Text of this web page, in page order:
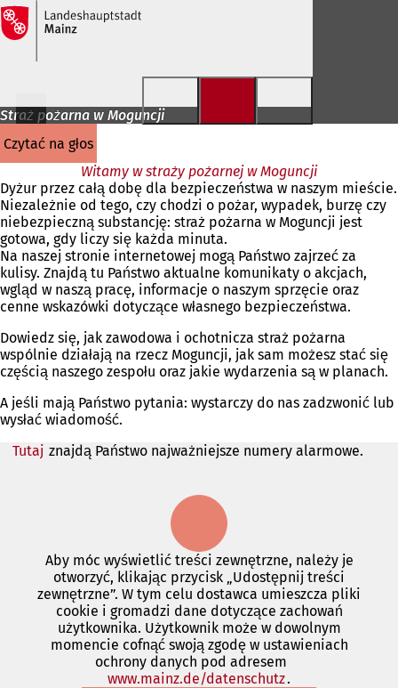
Przejdź do treści
Straż pożarna w Moguncji
czytać na głos
Witamy w straży pożarnej w Moguncji
Dyżur przez całą dobę dla bezpieczeństwa w naszym mieście.
Niezależnie od tego, czy chodzi o pożar, wypadek, burzę czy
niebezpieczną substancję: straż pożarna w Moguncji jest
gotowa, gdy liczy się każda minuta.
Na naszej stronie internetowej mogą Państwo zajrzeć za
kulisy. Znajdą tu Państwo aktualne komunikaty o akcjach,
wgląd w naszą pracę, informacje o naszym sprzęcie oraz
cenne wskazówki dotyczące własnego bezpieczeństwa.
Dowiedz się, jak zawodowa i ochotnicza straż pożarna
wspólnie działają na rzecz Moguncji, jak sam możesz stać się
częścią naszego zespołu oraz jakie wydarzenia są w planach.
A jeśli mają Państwo pytania: wystarczy do nas zadzwonić lub
wysłać wiadomość.
Tutaj znajdą Państwo najważniejsze numery alarmowe.
Aby móc wyświetlić treści zewnętrzne, należy je
otworzyć, klikając przycisk „Udostępnij treści
zewnętrzne”. W tym celu dostawca umieszcza pliki
cookie i gromadzi dane dotyczące zachowań
użytkownika. Użytkownik może w dowolnym
momencie cofnąć swoją zgodę w ustawieniach
ochrony danych pod adresem
www.mainz.de/datenschutz(Otwiera
.